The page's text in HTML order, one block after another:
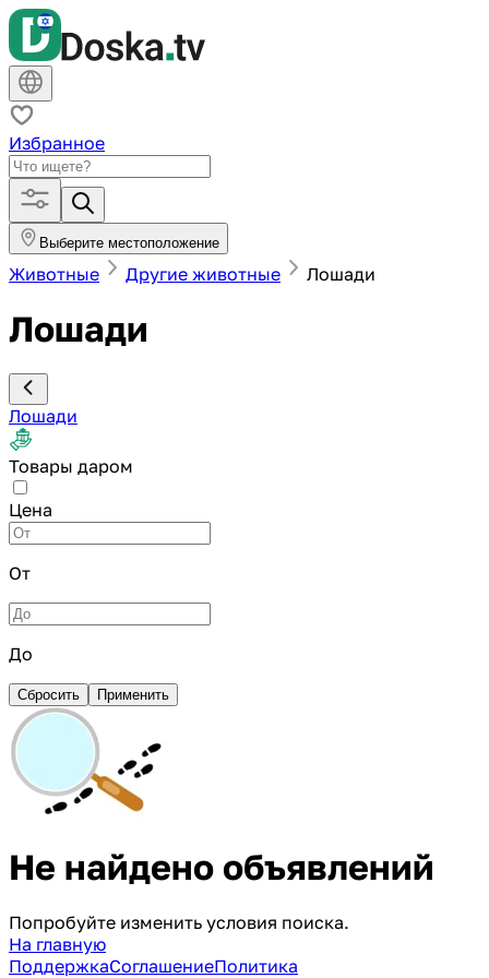
Избранное
Выберите местоположение
Животные Другие животные Лошади
Лошади
Лошади
Товары даром
Цена
От
До
Сбросить Применить
Не найдено объявлений
Попробуйте изменить условия поиска.
На главную
ПоддержкаСоглашениеПолитика